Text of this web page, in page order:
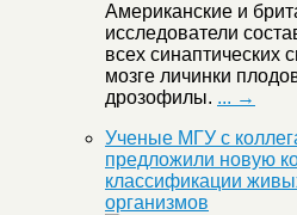
Американские и
исследователи
всех синаптических
мозге личинки
дрозофилы. ... →
Ученые МГУ с
предложили новую
классификации
организмов